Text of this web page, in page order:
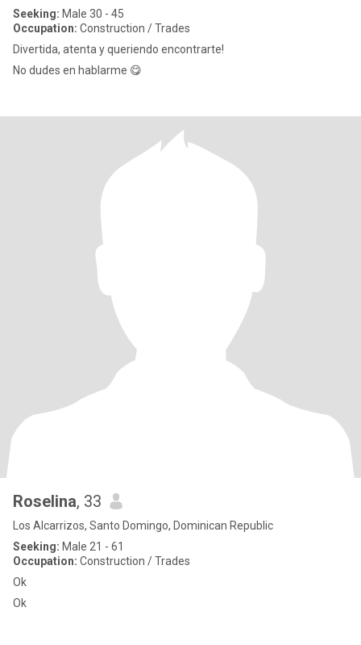
Seeking: Male 30 - 45
Occupation: Construction / Trades
Divertida, atenta y queriendo encontrarte!
No dudes en hablarme 😋
Roselina, 33
Los Alcarrizos, Santo Domingo, Dominican Republic
Seeking: Male 21 - 61
Occupation: Construction / Trades
Ok
Ok